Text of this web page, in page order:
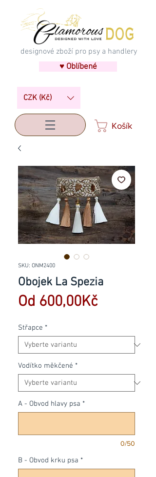
designové zboží pro psy a handlery
♥ Oblíbené
CZK (Kč)
Košík
SKU: ONM2400
Obojek La Spezia
Od 600,00Kč
Střapce *
Vodítko měkčené *
A - Obvod hlavy psa *
0/50
B - Obvod krku psa *